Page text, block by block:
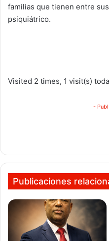
familias que tienen entre
psiquiátrico.
Visited 2 times, 1 visit(s)
-
Publicaciones